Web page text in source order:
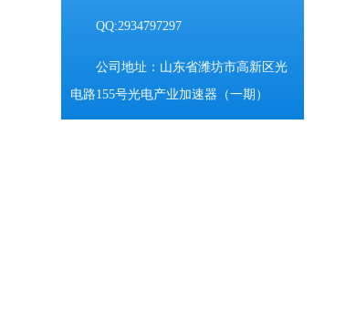
QQ:2934797297
公司地址：山东省潍坊市高新区光
电路155号光电产业加速器（一期）